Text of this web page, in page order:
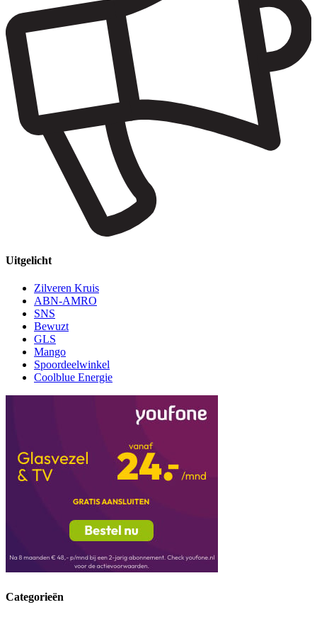
Uitgelicht
Zilveren Kruis
ABN-AMRO
SNS
Bewuzt
GLS
Mango
Spoordeelwinkel
Coolblue Energie
Categorieën